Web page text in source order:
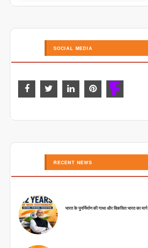
SOCIAL MEDIA
RECENT NEWS
भारत के पुनर्निर्माण की गाथा और विकसित भारत का मार्ग